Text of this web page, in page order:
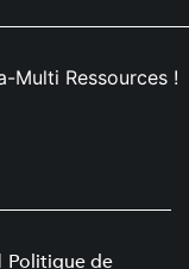
Multi Ressources !
| Politique de